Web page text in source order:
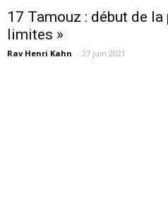
17 Tamouz : début de
limites »
Rav Henri Kahn - 27 juin 2021